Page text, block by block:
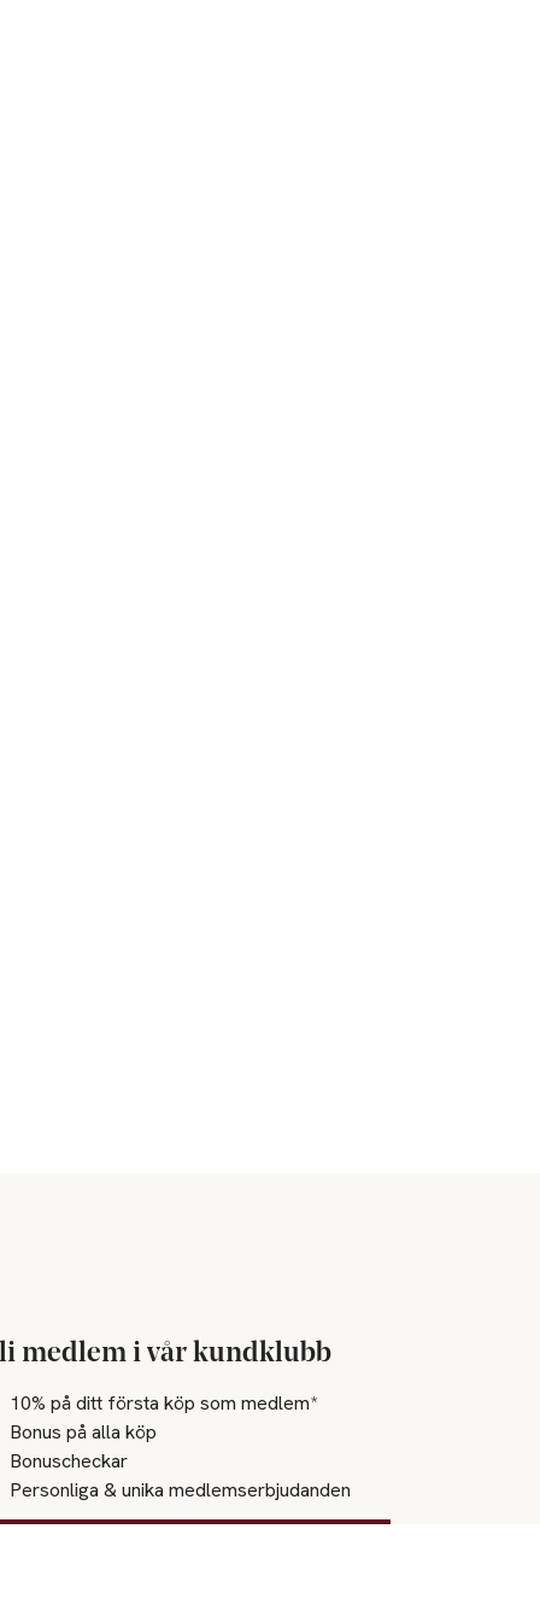
medlem i vår kundklubb
10% på ditt första köp som medlem*
Bonus på alla köp
Bonuscheckar
Personliga & unika medlemserbjudanden